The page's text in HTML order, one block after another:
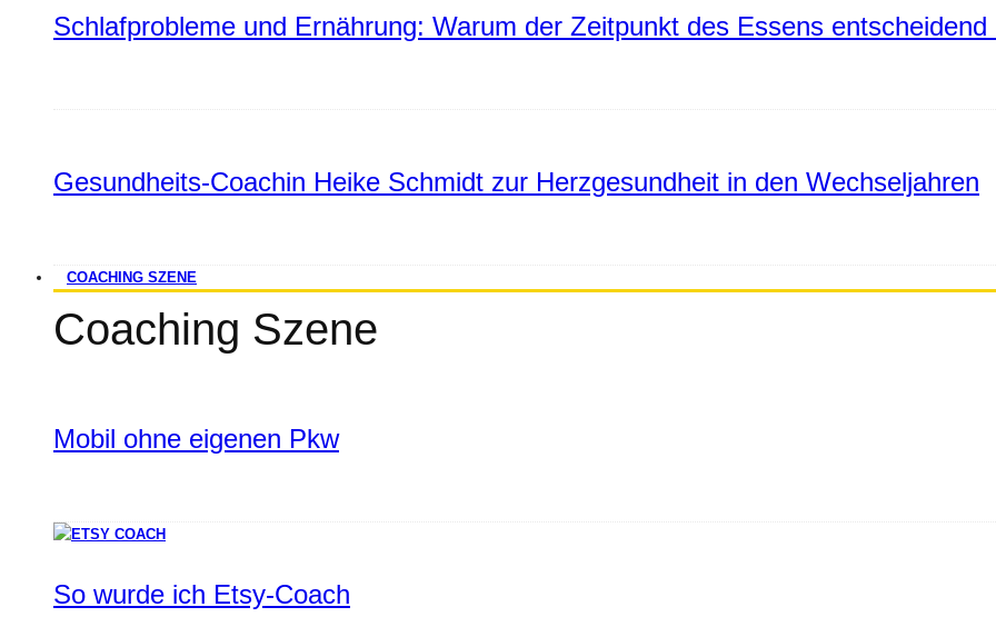
Schlafprobleme und Ernährung: Warum der Zeitpunkt des Essens entscheidend
Gesundheits-Coachin Heike Schmidt zur Herzgesundheit in den Wechseljahren
COACHING SZENE
Coaching Szene
Mobil ohne eigenen Pkw
So wurde ich Etsy-Coach